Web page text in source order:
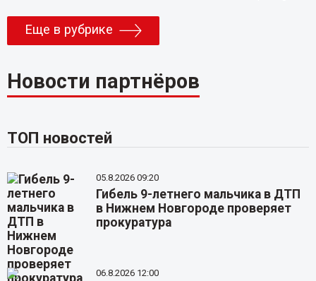
Еще в рубрике
Новости партнёров
ТОП новостей
05.8.2026 09:20
Гибель 9-летнего мальчика в ДТП
в Нижнем Новгороде проверяет
прокуратура
06.8.2026 12:00